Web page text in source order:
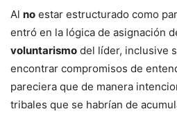
Al no estar estructurado como
entró en la lógica de asignación
voluntarismo del líder, inclusive
encontrar compromisos de
pareciera que de manera
tribales que se habrían de